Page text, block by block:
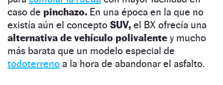
caso de pinchazo. En una época en la que no
existía aún el concepto SUV, el BX ofrecía una
alternativa de vehículo polivalente y mucho
más barata que un modelo especial de
todoterreno a la hora de abandonar el asfalto.